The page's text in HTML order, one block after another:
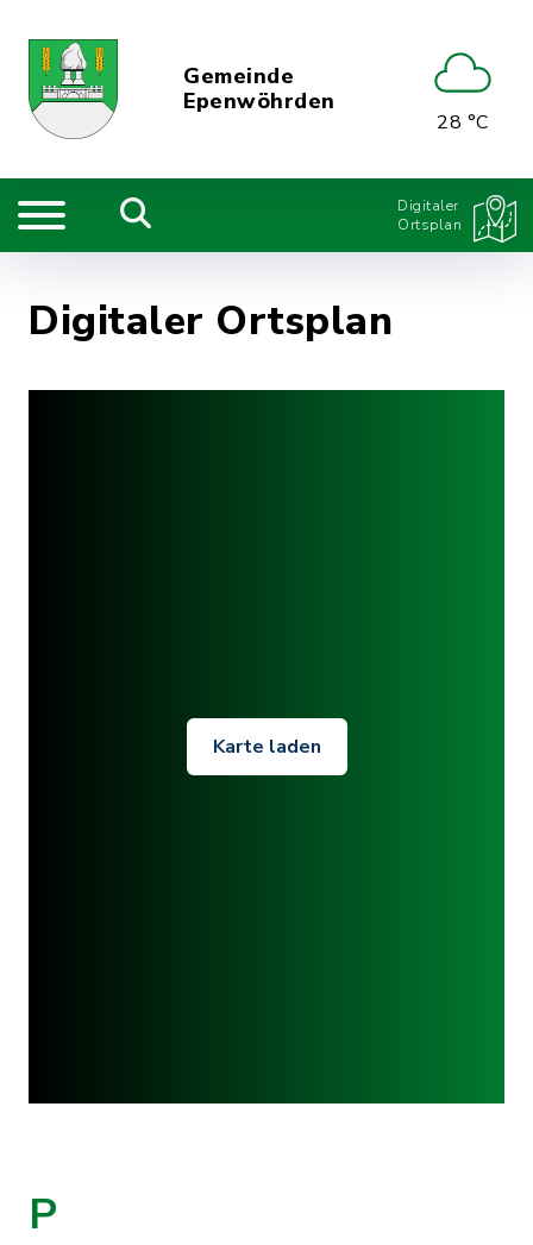
Gemeinde
Epenwöhrden
28 °C
Digitaler
Ortsplan
Digitaler Ortsplan
Karte laden
P